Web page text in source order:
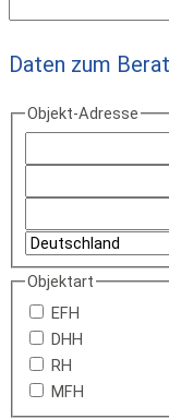
Daten zum
Objekt-Adresse
Objektart
EFH
DHH
RH
MFH